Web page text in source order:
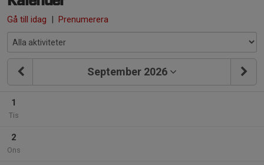
Gå till idag | Prenumerera
September 2026
1
Tis
2
Ons